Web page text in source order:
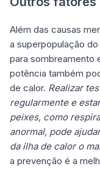
Além das causas
a superpopulação
para sombreamento
potência também
de calor. Realizar
regularmente e
peixes, como
anormal, pode
da ilha de calor o
a prevenção é a